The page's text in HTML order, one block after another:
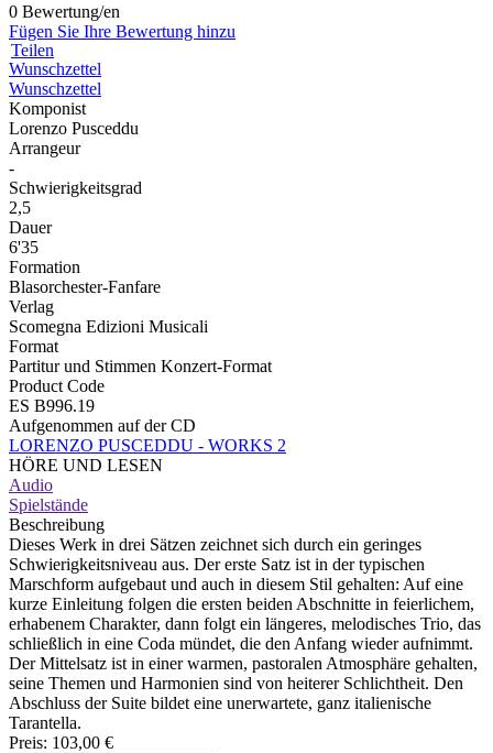
0 Bewertung/en
Fügen Sie Ihre Bewertung hinzu
Teilen
Wunschzettel
Wunschzettel
Komponist
Lorenzo Pusceddu
Arrangeur
-
Schwierigkeitsgrad
2,5
Dauer
6'35
Formation
Blasorchester-Fanfare
Verlag
Scomegna Edizioni Musicali
Format
Partitur und Stimmen Konzert-Format
Product Code
ES B996.19
Aufgenommen auf der CD
LORENZO PUSCEDDU - WORKS 2
HÖRE UND LESEN
Audio
Spielstände
Beschreibung
Dieses Werk in drei Sätzen zeichnet sich durch ein geringes
Schwierigkeitsniveau aus. Der erste Satz ist in der typischen
Marschform aufgebaut und auch in diesem Stil gehalten: Auf eine
kurze Einleitung folgen die ersten beiden Abschnitte in feierlichem,
erhabenem Charakter, dann folgt ein längeres, melodisches Trio, das
schließlich in eine Coda mündet, die den Anfang wieder aufnimmt.
Der Mittelsatz ist in einer warmen, pastoralen Atmosphäre gehalten,
seine Themen und Harmonien sind von heiterer Schlichtheit. Den
Abschluss der Suite bildet eine unerwartete, ganz italienische
Tarantella.
Preis: 103,00 €